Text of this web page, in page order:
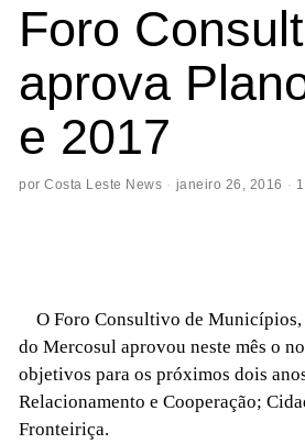
Foro
aprova
e 2017
por Costa Leste News janeiro 26, 2016
O Foro Consultivo de Municípios,
do Mercosul aprovou neste mês o
objetivos para os próximos dois
Relacionamento e Cooperação;
Fronteiriça.